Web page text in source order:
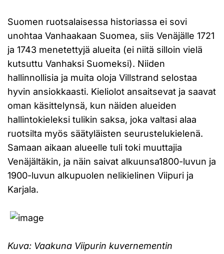
Suomen ruotsalaisessa historiassa ei sovi
unohtaa Vanhaakaan Suomea, siis Venäjälle 1721
ja 1743 menetettyjä alueita (ei niitä silloin vielä
kutsuttu Vanhaksi Suomeksi). Niiden
hallinnollisia ja muita oloja Villstrand selostaa
hyvin ansiokkaasti. Kieliolot ansaitsevat ja saavat
oman käsittelynsä, kun näiden alueiden
hallintokieleksi tulikin saksa, joka valtasi alaa
ruotsilta myös säätyläisten seurustelukielenä.
Samaan aikaan alueelle tuli toki muuttajia
Venäjältäkin, ja näin saivat alkuunsa1800-luvun ja
1900-luvun alkupuolen nelikielinen Viipuri ja
Karjala.
Kuva: Vaakuna Viipurin kuvernementin